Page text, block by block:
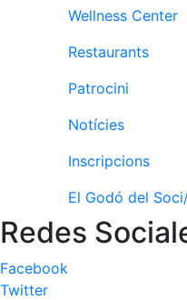
Revista
Vols ser
del Club?
Notícies
Inscripcions
Godó
del
Soci/a
Wellness Center
Restaurants
Patrocini
Notícies
Inscripcions
El Godó del
Redes
Facebook
Twitter